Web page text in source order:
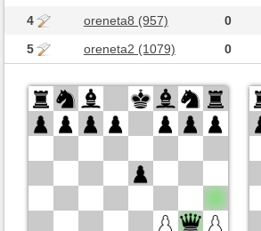
4
oreneta8 (957) 0
5
oreneta2 (1079) 0